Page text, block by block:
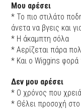
Μου αρέσει
* Το πιο στιλάτο
άνετα να βγεις και
* Η άκαμπτη σόλα
* Αερίζεται πάρα
* Και ο Wiggins φορά
Δεν μου αρέσει
* Ο χρόνος που
* Θέλει προσοχή στο